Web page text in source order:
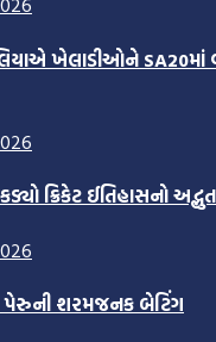
ખેલાડીઓને SA20માં
ક્રિકેટ ઈતિહાસનો
પેરુની શરમજનક બેટિંગ